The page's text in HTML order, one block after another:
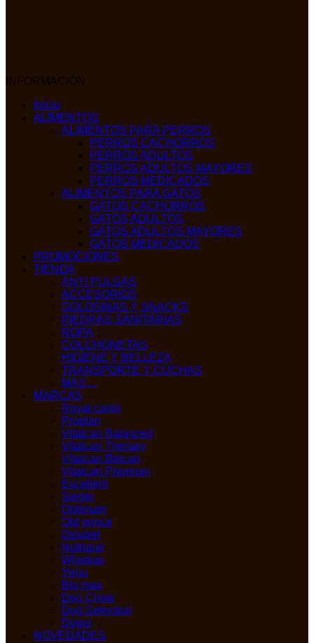
INFORMACIÓN
Inicio
ALIMENTOS
ALIMENTOS PARA PERROS
PERROS CACHORROS
PERROS ADULTOS
PERROS ADULTOS MAYORES
PERROS MEDICADOS
ALIMENTOS PARA GATOS
GATOS CACHORROS
GATOS ADULTOS
GATOS ADULTOS MAYORES
GATOS MEDICADOS
PROMOCIONES
TIENDA
ANTI PULGAS
ACCESORIOS
GOLOSINAS Y SNACKS
PIEDRAS SANITARIAS
ROPA
COLCHONETAS
HIGIENE Y BELLEZA
TRANSPORTE Y CUCHAS
MAS…
MARCAS
Royal canin
Proplan
Vitalcan Balanced
Vitalcan Therapy
Vitalcan Belcan
Vitalcan Premium
Excellent
Sieger
Optimum
Old prince
Osspret
Nutrique
Whiskas
Yenu
Bio max
Dog Chow
Dog Selection
Dogui
NOVEDADES